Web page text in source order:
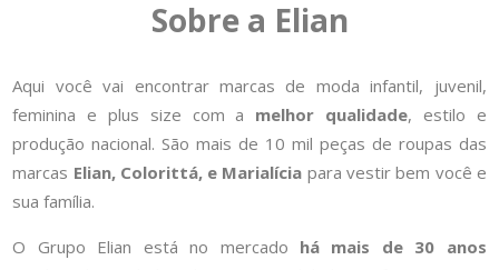
Sobre a Elian
Aqui você vai encontrar marcas de moda infantil, juvenil,
feminina e plus size com a melhor qualidade, estilo e
produção nacional. São mais de 10 mil peças de roupas das
marcas Elian, Colorittá, e Marialícia para vestir bem você e
sua família.
O Grupo Elian está no mercado há mais de 30 anos